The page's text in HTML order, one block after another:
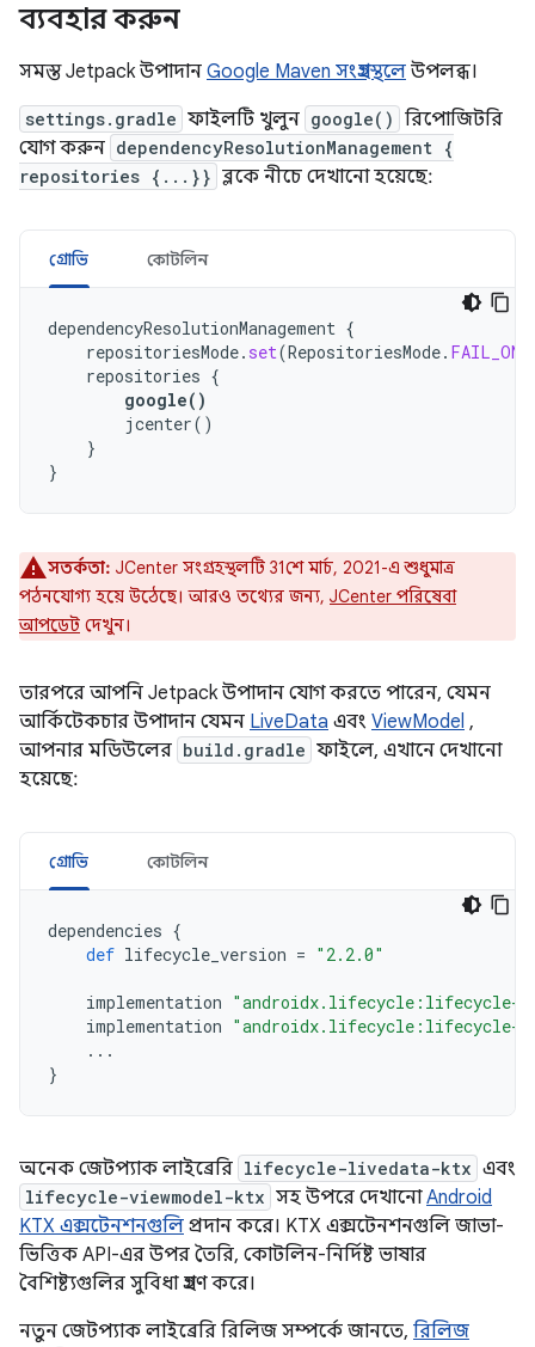
ব্যবহার করুন
সমস্ত Jetpack উপাদান Google Maven সংগ্রহস্থলে উপলব্ধ।
settings.gradle ফাইলটি খুলুন google() রিপোজিটরি
যোগ করুন dependencyResolutionManagement {
repositories {...}} ব্লকে নীচে দেখানো হয়েছে:
গ্রোভি কোটলিন
dependencyResolutionManagement {
repositoriesMode. set(RepositoriesMode.
repositories {
google()
jcenter()
}
}
সতর্কতা: JCenter সংগ্রহস্থলটি 31শে মার্চ, 2021-এ শুধুমাত্র
পঠনযোগ্য হয়ে উঠেছে। আরও তথ্যের জন্য, JCenter পরিষেবা
আপডেট দেখুন।
তারপরে আপনি Jetpack উপাদান যোগ করতে পারেন, যেমন
আর্কিটেকচার উপাদান যেমন LiveData এবং ViewModel ,
আপনার মডিউলের build.gradle ফাইলে, এখানে দেখানো
হয়েছে:
গ্রোভি কোটলিন
dependencies {
def lifecycle_version = "2.2.0"
implementation "androidx.lifecycle:lifecycle-
implementation "androidx.lifecycle:lifecycle-
...
}
অনেক জেটপ্যাক লাইব্রেরি lifecycle-livedata-ktx এবং
lifecycle-viewmodel-ktx সহ উপরে দেখানোAndroid
KTX এক্সটেনশনগুলি প্রদান করে। KTX এক্সটেনশনগুলি জাভা-
ভিত্তিক API-এর উপর তৈরি, কোটলিন-নির্দিষ্ট ভাষার
বৈশিষ্ট্যগুলির সুবিধা গ্রহণ করে।
নতুন জেটপ্যাক লাইব্রেরি রিলিজ সম্পর্কে জানতে, রিলিজ